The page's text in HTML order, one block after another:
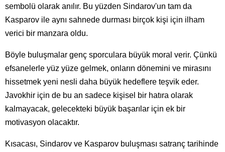
sembolü olarak anılır. Bu yüzden Sindarov'un tam da
Kasparov ile aynı sahnede durması birçok kişi için ilham
verici bir manzara oldu.
Böyle buluşmalar genç sporculara büyük moral verir. Çünkü
efsanelerle yüz yüze gelmek, onların dönemini ve mirasını
hissetmek yeni nesli daha büyük hedeflere teşvik eder.
Javokhir için de bu an sadece kişisel bir hatıra olarak
kalmayacak, gelecekteki büyük başarılar için ek bir
motivasyon olacaktır.
Kısacası, Sindarov ve Kasparov buluşması satranç tarihinde